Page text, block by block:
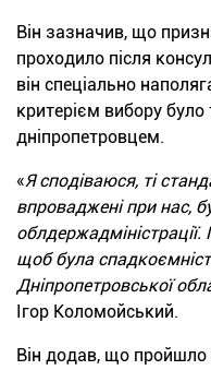
Він зазначив, що
проходило після
він спеціально
критерієм вибору
дніпропетровцем.
«Я сподіваюся, ті
впроваджені при нас,
щоб була
Дніпропетровської
Ігор Коломойський.
Він додав, що пройшло